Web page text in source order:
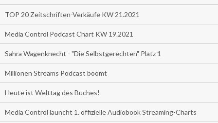
TOP 20 Zeitschriften-Verkäufe KW 21.2021
Media Control Podcast Chart KW 19.2021
Sahra Wagenknecht - "Die Selbstgerechten" Platz 1
Millionen Streams Podcast boomt
Heute ist Welttag des Buches!
Media Control launcht 1. offizielle Audiobook Streaming-Charts